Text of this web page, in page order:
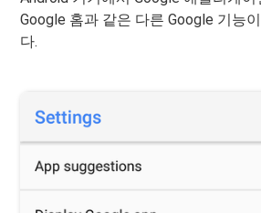
Google 홈과 같은 다른 Google 기능
다.